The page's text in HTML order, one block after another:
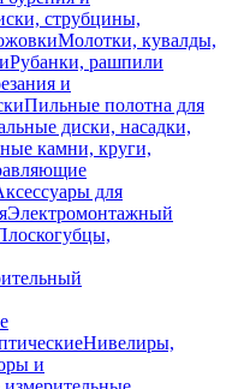
струбцины,
Молотки, кувалды,
Рубанки, рашпили
и
Пильные полотна для
диски, насадки,
камни, круги,
для
Электромонтажный
Нивелиры,
и